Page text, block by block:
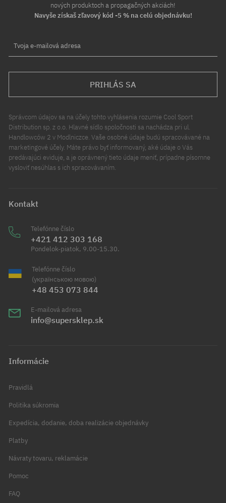
nových produktoch a propagačných akciách!
Navyše získaš zľavový kód -5 % na celú objednávku!
Tvoja e-mailová adresa
PRIHLÁS SA
Správcom údajov sa na účely tohto vyhlásenia rozumie Cool Sport
Distribution sp. z o.o. Hlavné sídlo spoločnosti sa nachádza pri ul.
Handlowców 2 v Modlniczce. Vaše osobné údaje budú spracovávané na
marketingové účely. Máte právo byť informovaný, aké údaje o Vás
predávajúci eviduje, a je oprávnený tieto údaje meniť, prípadne písomne
vysloviť nesúhlas s ich spracovávaním.
Kontakt
Telefónne číslo
+421 412 303 168
Pondelok-piatok, 9.00-15.30.
Telefónne číslo
(українською мовою)
+48 453 073 844
E-mailová adresa
info@supersklep.sk
Informácie
Pravidlá
Politika súkromia
Expedícia, dodanie, doba realizácie objednávky
Platby
Návraty tovaru, reklamácie
Pomoc
FAQ